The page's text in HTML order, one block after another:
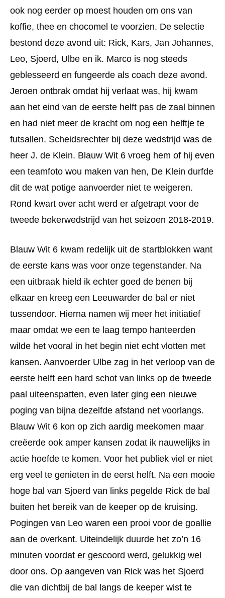
ook nog eerder op moest houden om ons van
koffie, thee en chocomel te voorzien. De selectie
bestond deze avond uit: Rick, Kars, Jan Johannes,
Leo, Sjoerd, Ulbe en ik. Marco is nog steeds
geblesseerd en fungeerde als coach deze avond.
Jeroen ontbrak omdat hij verlaat was, hij kwam
aan het eind van de eerste helft pas de zaal binnen
en had niet meer de kracht om nog een helftje te
futsallen. Scheidsrechter bij deze wedstrijd was de
heer J. de Klein. Blauw Wit 6 vroeg hem of hij even
een teamfoto wou maken van hen, De Klein durfde
dit de wat potige aanvoerder niet te weigeren.
Rond kwart over acht werd er afgetrapt voor de
tweede bekerwedstrijd van het seizoen 2018-2019.
Blauw Wit 6 kwam redelijk uit de startblokken want
de eerste kans was voor onze tegenstander. Na
een uitbraak hield ik echter goed de benen bij
elkaar en kreeg een Leeuwarder de bal er niet
tussendoor. Hierna namen wij meer het initiatief
maar omdat we een te laag tempo hanteerden
wilde het vooral in het begin niet echt vlotten met
kansen. Aanvoerder Ulbe zag in het verloop van de
eerste helft een hard schot van links op de tweede
paal uiteenspatten, even later ging een nieuwe
poging van bijna dezelfde afstand net voorlangs.
Blauw Wit 6 kon op zich aardig meekomen maar
creëerde ook amper kansen zodat ik nauwelijks in
actie hoefde te komen. Voor het publiek viel er niet
erg veel te genieten in de eerst helft. Na een mooie
hoge bal van Sjoerd van links pegelde Rick de bal
buiten het bereik van de keeper op de kruising.
Pogingen van Leo waren een prooi voor de goallie
aan de overkant. Uiteindelijk duurde het zo’n 16
minuten voordat er gescoord werd, gelukkig wel
door ons. Op aangeven van Rick was het Sjoerd
die van dichtbij de bal langs de keeper wist te